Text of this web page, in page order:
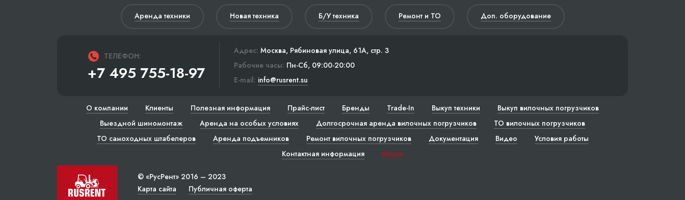
Аренда техники Новая техника Б/У техника Ремонт и ТО Доп. оборудование
ТЕЛЕФОН:
+7 495 755-18-97
Адрес: Москва, Рябиновая улица, 61А, стр. 3
Рабочие часы: Пн-Сб, 09:00-20:00
E-mail: info@rusrent.su
О компании Клиенты Полезная информация Прайс-лист Бренды Trade-In Выкуп техники
Выкуп вилочных погрузчиков
Выездной шиномонтаж
Аренда на особых условиях Долгосрочная аренда вилочных погрузчиков
ТО вилочных погрузчиков
ТО самоходных штабелеров
Аренда подъемников Ремонт вилочных погрузчиков Документация Видео
Условия работы
Контактная информация
Акции
© «РусРент» 2016 – 2023
Карта сайта
Публичная оферта